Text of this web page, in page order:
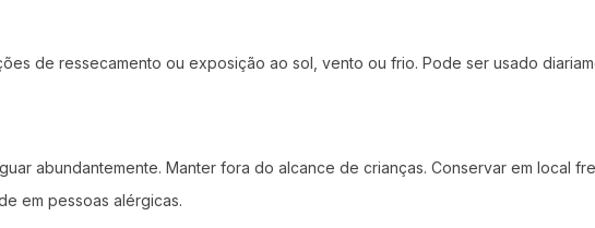
de ressecamento ou exposição ao sol, vento ou frio. Pode ser usado
abundantemente. Manter fora do alcance de crianças. Conservar em local
em pessoas alérgicas.